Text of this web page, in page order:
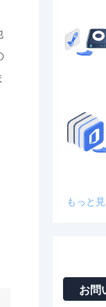
もっと
お問